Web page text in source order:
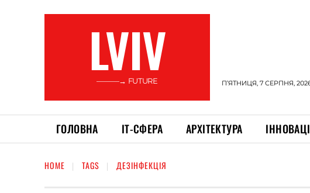
LVIV
———→ FUTURE П’ЯТНИЦЯ, 7 СЕРПНЯ,
ГОЛОВНА ІТ-СФЕРА АРХІТЕКТУРА
HOME TAGS ДЕЗІНФЕКЦІЯ